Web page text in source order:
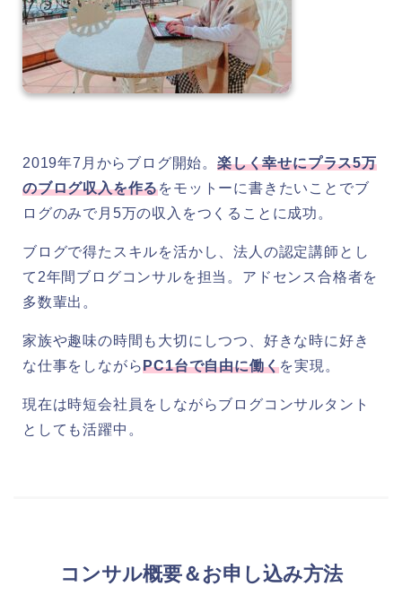
2019年7月からブログ開始。 楽しく幸せにプラス5万
のブログ収入を作るをモットーに書きたいことでブ
ログのみで月5万の収入をつくることに成功。
ブログで得たスキルを活かし、法人の認定講師とし
て2年間ブログコンサルを担当。アドセンス合格者を
多数輩出。
家族や趣味の時間も大切にしつつ、好きな時に好き
な仕事をしながらPC1台で自由に働くを実現。
現在は時短会社員をしながらブログコンサルタント
としても活躍中。
コンサル概要＆お申し込み方法